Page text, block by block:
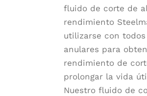
fluido de corte de
rendimiento
utilizarse con
anulares para
rendimiento de
prolongar la vida
Nuestro fluido de